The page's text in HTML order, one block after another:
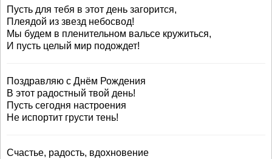
Пусть для тебя в этот день загорится,
Плеядой из звезд небосвод!
Мы будем в пленительном вальсе кружиться,
И пусть целый мир подождет!
Поздравляю с Днём Рождения
В этот радостный твой день!
Пусть сегодня настроения
Не испортит грусти тень!
Счастье, радость, вдохновение